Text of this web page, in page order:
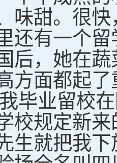
味甜。很
还有一个
后，她在
方面都起
业留校在
校规定新
生就把我